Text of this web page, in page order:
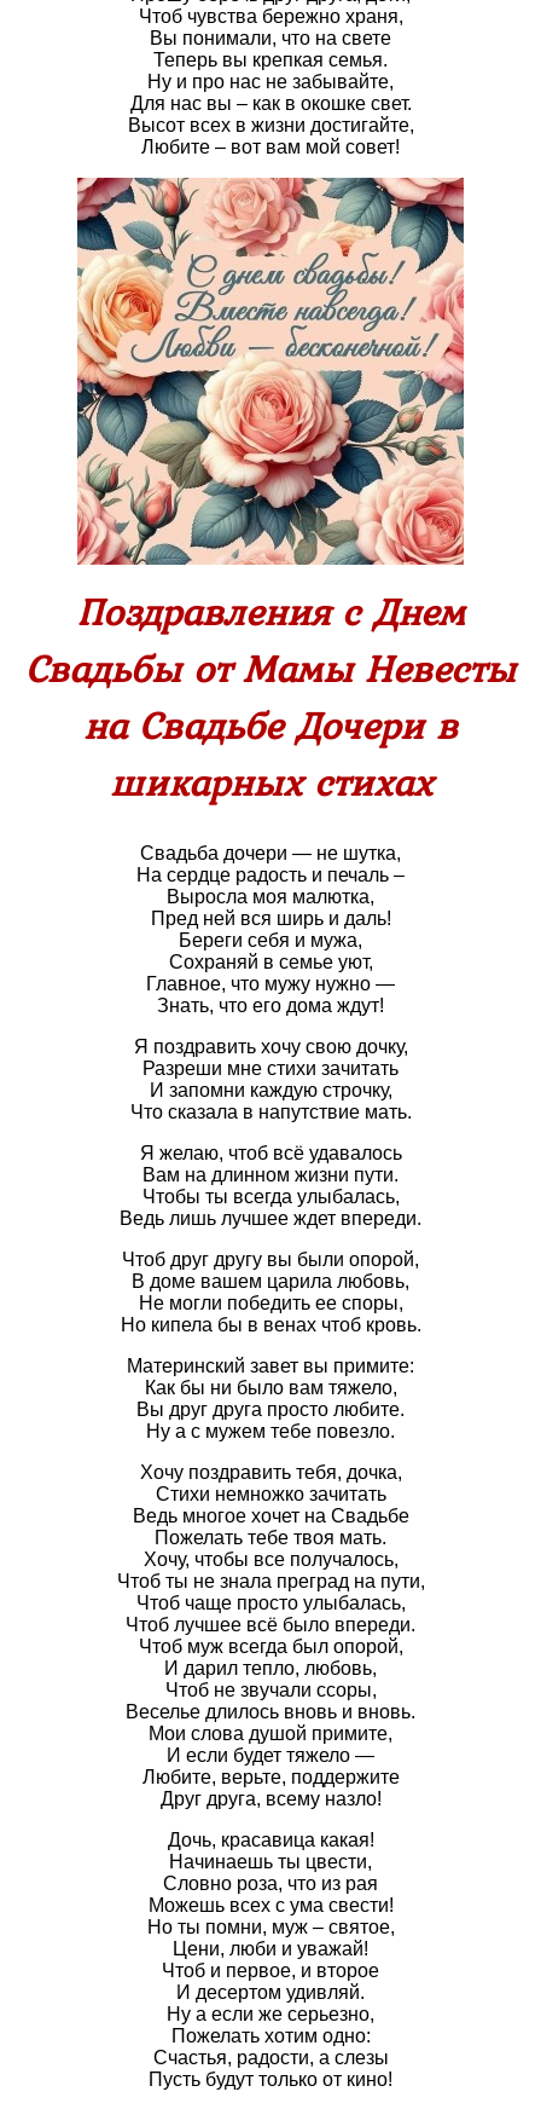
Чтоб чувства бережно храня,
Вы понимали, что на свете
Теперь вы крепкая семья.
Ну и про нас не забывайте,
Для нас вы – как в окошке свет.
Высот всех в жизни достигайте,
Любите – вот вам мой совет!
Поздравления с Днем
Свадьбы от Мамы Невесты
на Свадьбе Дочери в
шикарных стихах
Свадьба дочери — не шутка,
На сердце радость и печаль –
Выросла моя малютка,
Пред ней вся ширь и даль!
Береги себя и мужа,
Сохраняй в семье уют,
Главное, что мужу нужно —
Знать, что его дома ждут!
Я поздравить хочу свою дочку,
Разреши мне стихи зачитать
И запомни каждую строчку,
Что сказала в напутствие мать.
Я желаю, чтоб всё удавалось
Вам на длинном жизни пути.
Чтобы ты всегда улыбалась,
Ведь лишь лучшее ждет впереди.
Чтоб друг другу вы были опорой,
В доме вашем царила любовь,
Не могли победить ее споры,
Но кипела бы в венах чтоб кровь.
Материнский завет вы примите:
Как бы ни было вам тяжело,
Вы друг друга просто любите.
Ну а с мужем тебе повезло.
Хочу поздравить тебя, дочка,
Стихи немножко зачитать
Ведь многое хочет на Свадьбе
Пожелать тебе твоя мать.
Хочу, чтобы все получалось,
Чтоб ты не знала преград на пути,
Чтоб чаще просто улыбалась,
Чтоб лучшее всё было впереди.
Чтоб муж всегда был опорой,
И дарил тепло, любовь,
Чтоб не звучали ссоры,
Веселье длилось вновь и вновь.
Мои слова душой примите,
И если будет тяжело —
Любите, верьте, поддержите
Друг друга, всему назло!
Дочь, красавица какая!
Начинаешь ты цвести,
Словно роза, что из рая
Можешь всех с ума свести!
Но ты помни, муж – святое,
Цени, люби и уважай!
Чтоб и первое, и второе
И десертом удивляй.
Ну а если же серьезно,
Пожелать хотим одно:
Счастья, радости, а слезы
Пусть будут только от кино!